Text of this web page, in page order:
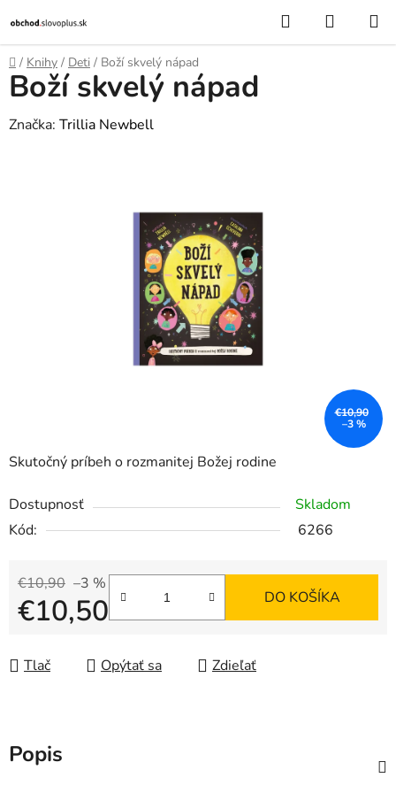
na
obsah
Hľadať
KOŠÍK
Domov
/ Knihy / Deti / Boží skvelý nápad
Skutočný príbeh o rozmanitej Božej rodine
Dostupnosť
Skladom
Kód:
6266
€10,90 –3 %
€10,50 DO KOŠÍKA
Tlač Opýtať sa Zdieľať
Boží skvelý nápad
Značka: Trillia Newbell
€10,90
–3 %
Popis